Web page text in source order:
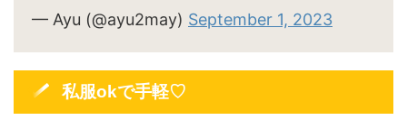
— Ayu (@ayu2may) September 1, 2023
私服okで手軽♡